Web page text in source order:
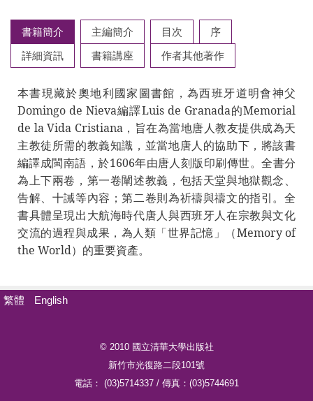
書籍簡介 主編簡介 目次
序
詳細資訊
書籍講座 作者其他著作
本書現藏於奧地利國家圖書館，為西班牙道明會神父
Domingo de Nieva編譯Luis de Granada的Memorial
de la Vida Cristiana，旨在為當地唐人教友提供成為天
主教徒所需的教義知識，並當地唐人的協助下，將該書
編譯成閩南語，於1606年由唐人刻版印刷傳世。全書分
為上下兩卷，第一卷闡述教義，包括天堂與地獄觀念、
告解、十誡等內容；第二卷則為祈禱與禱文的指引。全
書具體呈現出大航海時代唐人與西班牙人在宗教與文化
交流的過程與成果，為人類「世界記憶」（Memory of
the World）的重要資產。
繁體 English
© 2010 國立清華大學出版社
新竹市光復路二段101號
電話： (03)5714337 / 傳真：(03)5744691